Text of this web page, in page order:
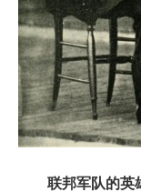
联邦军队的